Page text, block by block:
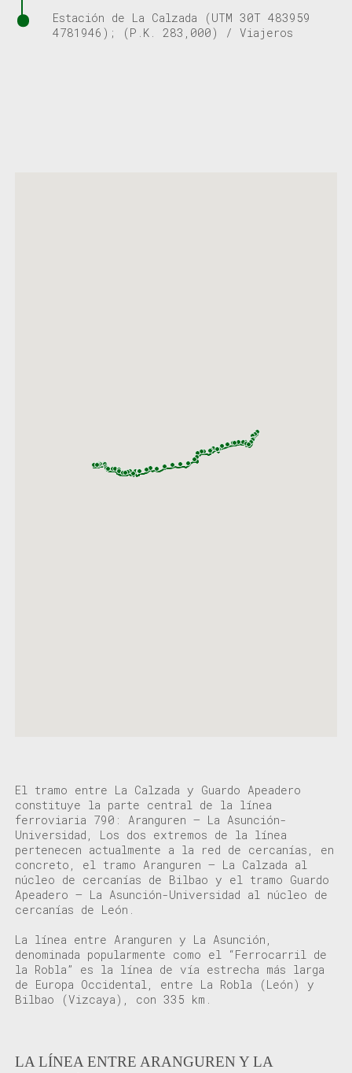
Estación de La Calzada (UTM 30T 483959
4781946); (P.K. 283,000) / Viajeros
El tramo entre La Calzada y Guardo Apeadero
constituye la parte central de la línea
ferroviaria 790: Aranguren – La Asunción-
Universidad, Los dos extremos de la línea
pertenecen actualmente a la red de cercanías, en
concreto, el tramo Aranguren – La Calzada al
núcleo de cercanías de Bilbao y el tramo Guardo
Apeadero – La Asunción-Universidad al núcleo de
cercanías de León.
La línea entre Aranguren y La Asunción,
denominada popularmente como el “Ferrocarril de
la Robla” es la línea de vía estrecha más larga
de Europa Occidental, entre La Robla (León) y
Bilbao (Vizcaya), con 335 km.
LA LÍNEA ENTRE ARANGUREN Y LA